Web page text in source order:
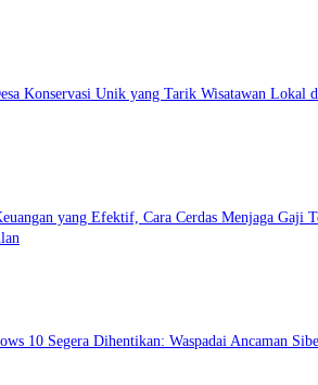
Konservasi Unik yang Tarik Wisatawan Lokal
yang Efektif, Cara Cerdas Menjaga Gaji
10 Segera Dihentikan: Waspadai Ancaman